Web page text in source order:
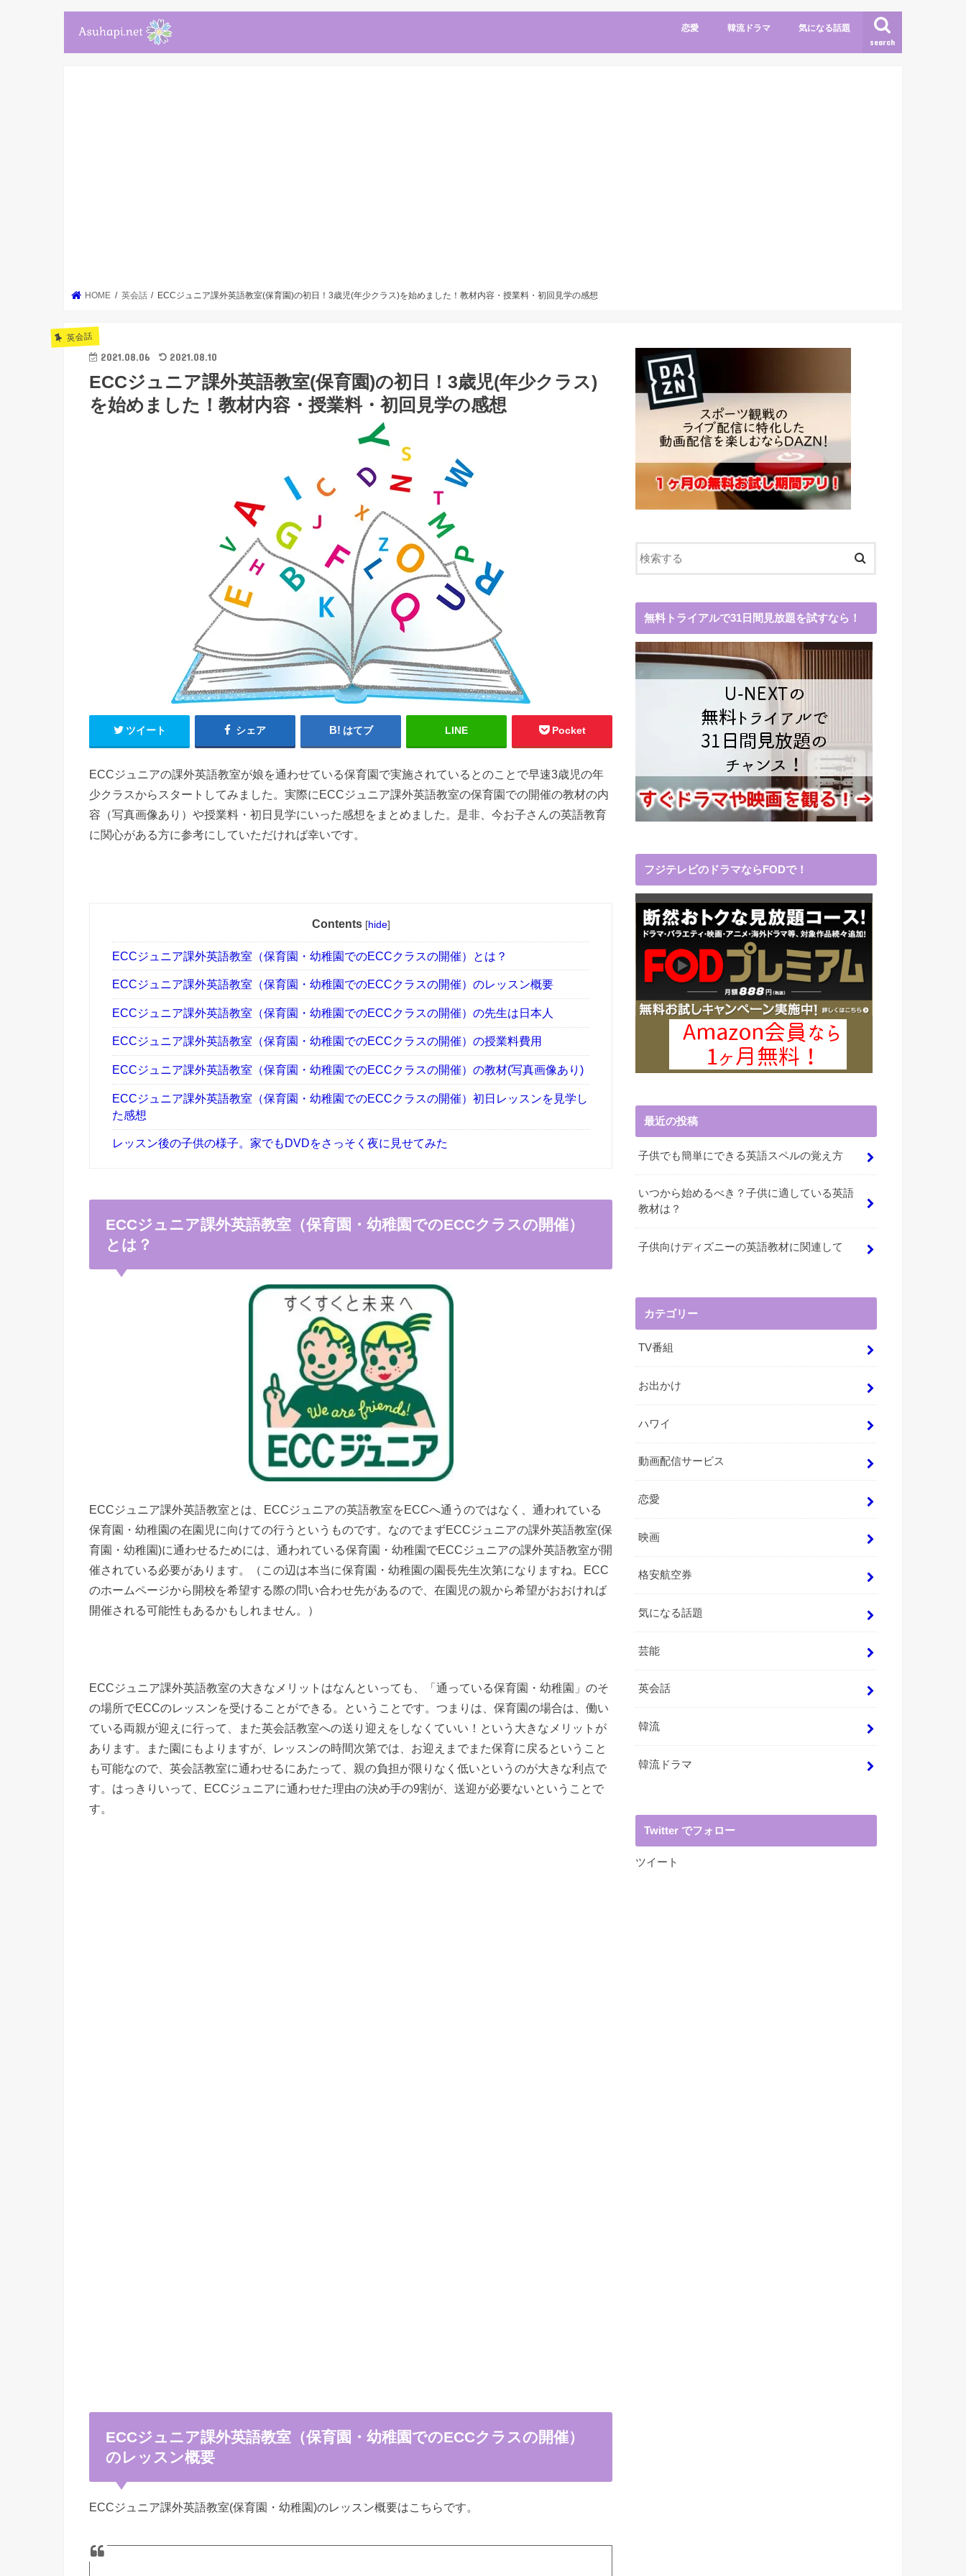
search
恋愛 韓流ドラマ 気になる話題
HOME 英会話 ECCジュニア課外英語教室(保育園)の初日！3歳児(年少クラス)を始めました！教材内容・授業料・初回見学の感想
英会話
2021.08.06 2021.08.10
ECCジュニア課外英語教室(保育園)の初日！3歳児(年少クラス)
を始めました！教材内容・授業料・初回見学の感想
ツイート シェア はてブ LINE Pocket
ECCジュニアの課外英語教室が娘を通わせている保育園で実施されているとのことで早速3歳児の年
少クラスからスタートしてみました。実際にECCジュニア課外英語教室の保育園での開催の教材の内
容（写真画像あり）や授業料・初日見学にいった感想をまとめました。是非、今お子さんの英語教育
に関心がある方に参考にしていただければ幸いです。
Contents [hide]
ECCジュニア課外英語教室（保育園・幼稚園でのECCクラスの開催）とは？
ECCジュニア課外英語教室（保育園・幼稚園でのECCクラスの開催）のレッスン概要
ECCジュニア課外英語教室（保育園・幼稚園でのECCクラスの開催）の先生は日本人
ECCジュニア課外英語教室（保育園・幼稚園でのECCクラスの開催）の授業料費用
ECCジュニア課外英語教室（保育園・幼稚園でのECCクラスの開催）の教材(写真画像あり)
ECCジュニア課外英語教室（保育園・幼稚園でのECCクラスの開催）初日レッスンを見学し
た感想
レッスン後の子供の様子。家でもDVDをさっそく夜に見せてみた
ECCジュニア課外英語教室（保育園・幼稚園でのECCクラスの開催）
とは？
ECCジュニア課外英語教室とは、ECCジュニアの英語教室をECCへ通うのではなく、通われている
保育園・幼稚園の在園児に向けての行うというものです。なのでまずECCジュニアの課外英語教室(保
育園・幼稚園)に通わせるためには、通われている保育園・幼稚園でECCジュニアの課外英語教室が開
催されている必要があります。（この辺は本当に保育園・幼稚園の園長先生次第になりますね。ECC
のホームページから開校を希望する際の問い合わせ先があるので、在園児の親から希望がおおければ
開催される可能性もあるかもしれません。）
ECCジュニア課外英語教室の大きなメリットはなんといっても、「通っている保育園・幼稚園」のそ
の場所でECCのレッスンを受けることができる。ということです。つまりは、保育園の場合は、働い
ている両親が迎えに行って、また英会話教室への送り迎えをしなくていい！という大きなメリットが
あります。また園にもよりますが、レッスンの時間次第では、お迎えまでまた保育に戻るということ
も可能なので、英会話教室に通わせるにあたって、親の負担が限りなく低いというのが大きな利点で
す。はっきりいって、ECCジュニアに通わせた理由の決め手の9割が、送迎が必要ないということで
す。
ECCジュニア課外英語教室（保育園・幼稚園でのECCクラスの開催）
のレッスン概要
ECCジュニア課外英語教室(保育園・幼稚園)のレッスン概要はこちらです。
無料トライアルで31日間見放題を試すなら！
フジテレビのドラマならFODで！
最近の投稿
子供でも簡単にできる英語スペルの覚え方
いつから始めるべき？子供に適している英語
教材は？
子供向けディズニーの英語教材に関連して
カテゴリー
TV番組
お出かけ
ハワイ
動画配信サービス
恋愛
映画
格安航空券
気になる話題
芸能
英会話
韓流
韓流ドラマ
Twitter でフォロー
ツイート